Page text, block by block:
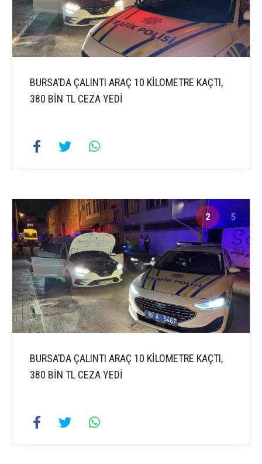
BURSA’DA ÇALINTI ARAÇ 10 KİLOMETRE KAÇTI,
380 BİN TL CEZA YEDİ
2 5
BURSA’DA ÇALINTI ARAÇ 10 KİLOMETRE KAÇTI,
380 BİN TL CEZA YEDİ